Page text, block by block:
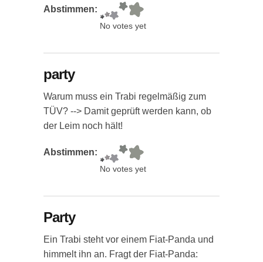
Abstimmen:
No votes yet
party
Warum muss ein Trabi regelmäßig zum
TÜV? --> Damit geprüft werden kann, ob
der Leim noch hält!
Abstimmen:
No votes yet
Party
Ein Trabi steht vor einem Fiat-Panda und
himmelt ihn an. Fragt der Fiat-Panda: